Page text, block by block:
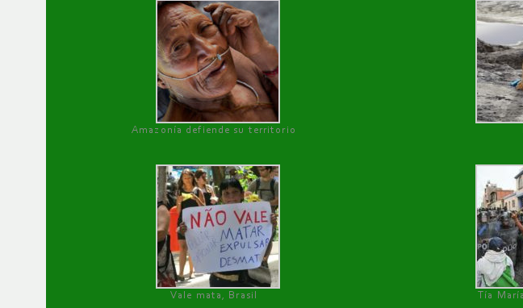
Amazonía defiende su territorio
Vale mata, Brasil Tía